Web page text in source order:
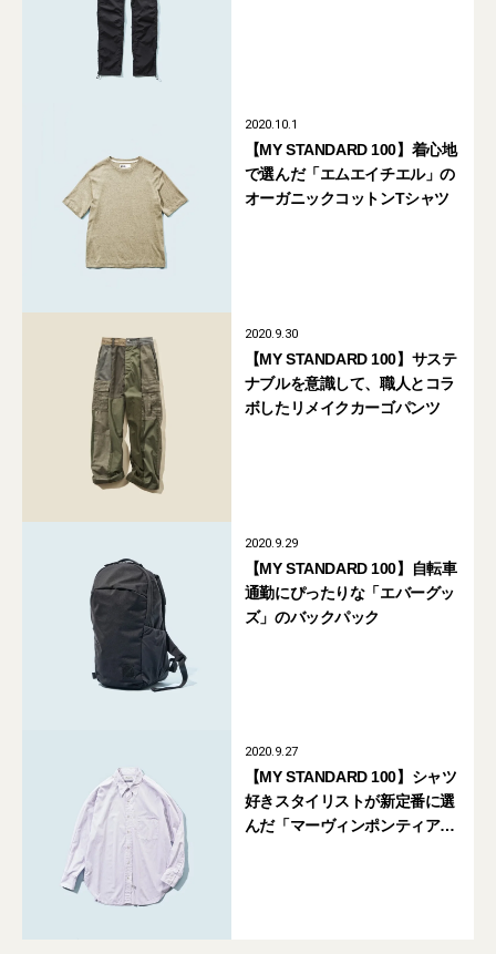
2020.10.1
【MY STANDARD 100】着心地
で選んだ「エムエイチエル」の
オーガニックコットンTシャツ
2020.9.30
【MY STANDARD 100】サステ
ナブルを意識して、職人とコラ
ボしたリメイクカーゴパンツ
2020.9.29
【MY STANDARD 100】自転車
通勤にぴったりな「エバーグッ
ズ」のバックパック
2020.9.27
【MY STANDARD 100】シャツ
好きスタイリストが新定番に選
んだ「マーヴィンポンティアッ